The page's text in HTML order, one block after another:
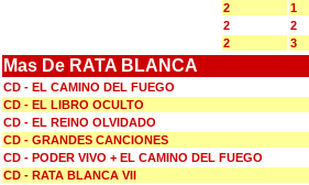
2 1
2
2
2
3
Mas De RATA BLANCA
CD - EL CAMINO DEL FUEGO
CD - EL LIBRO OCULTO
CD - EL REINO OLVIDADO
CD - GRANDES CANCIONES
CD - PODER VIVO + EL CAMINO DEL FUEGO
CD - RATA BLANCA VII